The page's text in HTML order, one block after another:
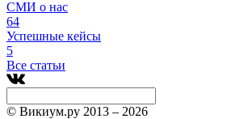
СМИ о нас
64
Успешные кейсы
5
Все статьи
© Викиум.ру 2013 – 2026